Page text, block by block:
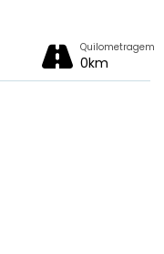
Quilometragem
0km